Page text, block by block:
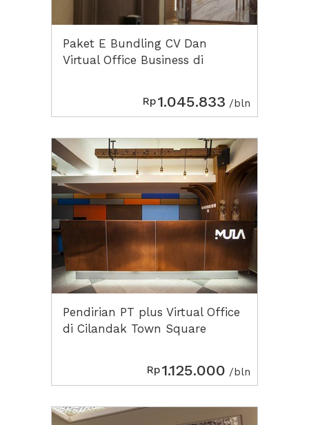
Paket E Bundling CV Dan
Virtual Office Business di
Rp1.045.833 /bln
Pendirian PT plus Virtual Office
di Cilandak Town Square
Rp1.125.000 /bln